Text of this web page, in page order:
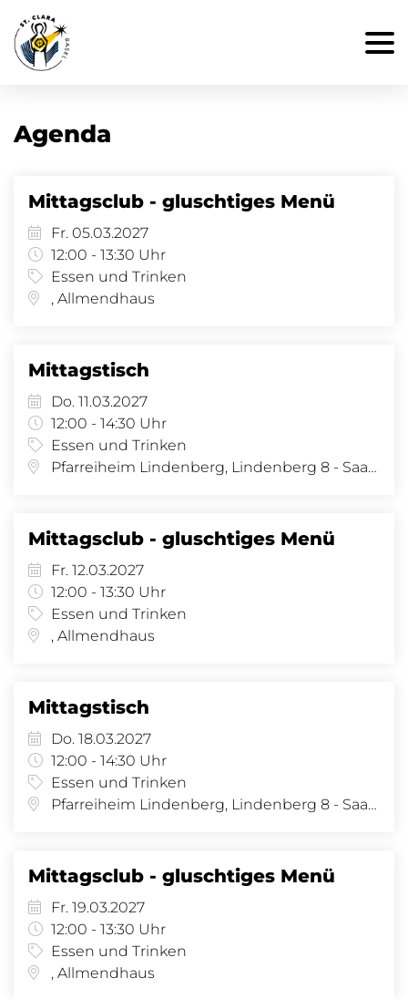
Agenda
Mittagsclub - gluschtiges Menü
Fr. 05.03.2027
12:00 - 13:30 Uhr
Essen und Trinken
, Allmendhaus
Mittagstisch
Do. 11.03.2027
12:00 - 14:30 Uhr
Essen und Trinken
Pfarreiheim Lindenberg, Lindenberg 8 - Saal, Lindenberg 8, 4058 Basel
Mittagsclub - gluschtiges Menü
Fr. 12.03.2027
12:00 - 13:30 Uhr
Essen und Trinken
, Allmendhaus
Mittagstisch
Do. 18.03.2027
12:00 - 14:30 Uhr
Essen und Trinken
Pfarreiheim Lindenberg, Lindenberg 8 - Saal, Lindenberg 8, 4058 Basel
Mittagsclub - gluschtiges Menü
Fr. 19.03.2027
12:00 - 13:30 Uhr
Essen und Trinken
, Allmendhaus